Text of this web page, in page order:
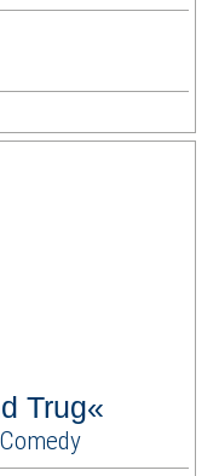
Trug«